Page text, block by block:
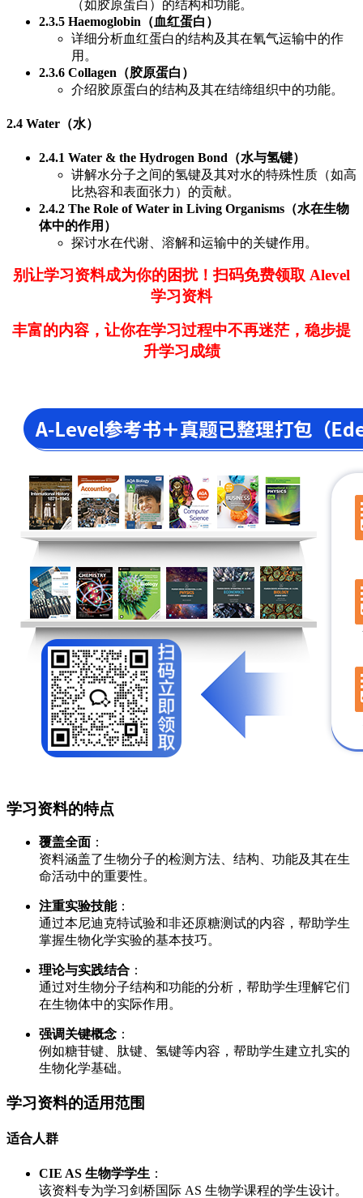
（如胶原蛋白）的结构和功能。
2.3.5 Haemoglobin（血红蛋白）
详细分析血红蛋白的结构及其在氧气运输中的作
用。
2.3.6 Collagen（胶原蛋白）
介绍胶原蛋白的结构及其在结缔组织中的功能。
2.4 Water（水）
2.4.1 Water & the Hydrogen Bond（水与氢键）
讲解水分子之间的氢键及其对水的特殊性质（如高
比热容和表面张力）的贡献。
2.4.2 The Role of Water in Living Organisms（水在生物
体中的作用）
探讨水在代谢、溶解和运输中的关键作用。
别让学习资料成为你的困扰！扫码免费领取 Alevel
学习资料
丰富的内容，让你在学习过程中不再迷茫，稳步提
升学习成绩
学习资料的特点
覆盖全面 ：
资料涵盖了生物分子的检测方法、结构、功能及其在生
命活动中的重要性。
注重实验技能：
通过本尼迪克特试验和非还原糖测试的内容，帮助学生
掌握生物化学实验的基本技巧。
理论与实践结合 ：
通过对生物分子结构和功能的分析，帮助学生理解它们
在生物体中的实际作用。
强调关键概念 ：
例如糖苷键、肽键、氢键等内容，帮助学生建立扎实的
生物化学基础。
学习资料的适用范围
适合人群
CIE AS 生物学学生 ：
该资料专为学习剑桥国际 AS 生物学课程的学生设计。